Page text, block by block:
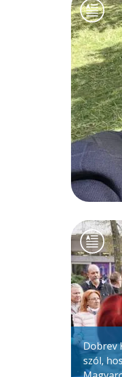
Dobrev
szól,